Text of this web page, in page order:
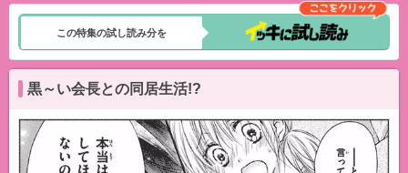
この特集の試し読み分を
黒～い会長との同居生活!?